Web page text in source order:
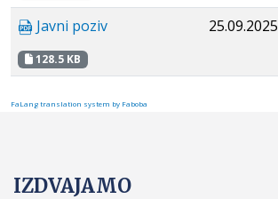
Javni poziv
128.5 KB
25.09.2025
FaLang translation system by Faboba
IZDVAJAMO